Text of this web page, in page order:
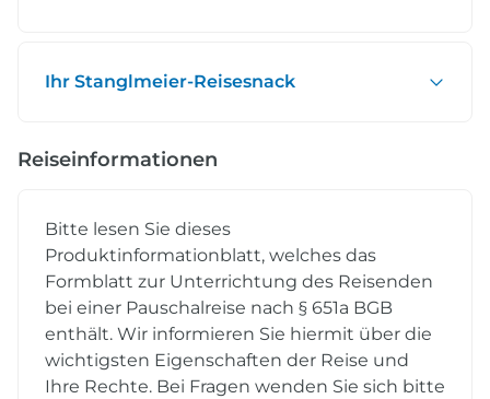
Ihr Stanglmeier-Reisesnack
Reiseinformationen
Bitte lesen Sie dieses
Produktinformationblatt, welches das
Formblatt zur Unterrichtung des Reisenden
bei einer Pauschalreise nach § 651a BGB
enthält. Wir informieren Sie hiermit über die
wichtigsten Eigenschaften der Reise und
Ihre Rechte. Bei Fragen wenden Sie sich bitte